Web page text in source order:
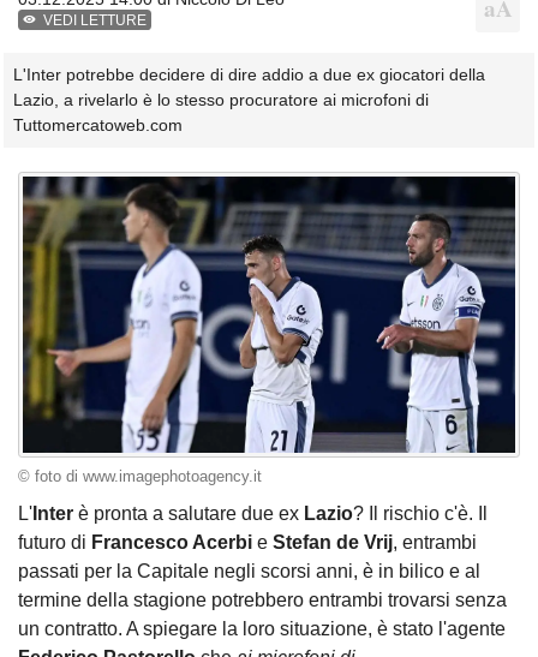
VEDI LETTURE
L'Inter potrebbe decidere di dire addio a due ex giocatori della
Lazio, a rivelarlo è lo stesso procuratore ai microfoni di
Tuttomercatoweb.com
© foto di www.imagephotoagency.it
L' Inter è pronta a salutare due ex Lazio? Il rischio c'è. Il
futuro di Francesco Acerbi e Stefan de Vrij, entrambi
passati per la Capitale negli scorsi anni, è in bilico e al
termine della stagione potrebbero entrambi trovarsi senza
un contratto. A spiegare la loro situazione, è stato l'agente